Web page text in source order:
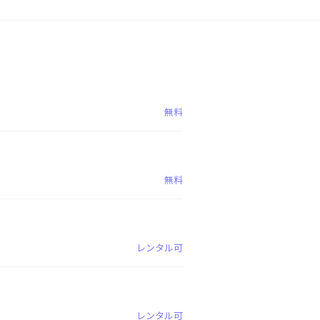
無料
無料
レンタル可
レンタル可